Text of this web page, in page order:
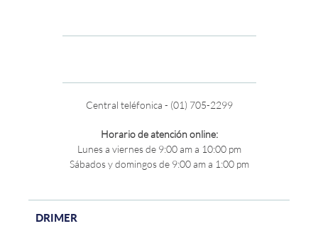
Central teléfonica - (01) 705-2299
Horario de atención online:
Lunes a viernes de 9:00 am a 10:00 pm
Sábados y domingos de 9:00 am a 1:00 pm
DRIMER